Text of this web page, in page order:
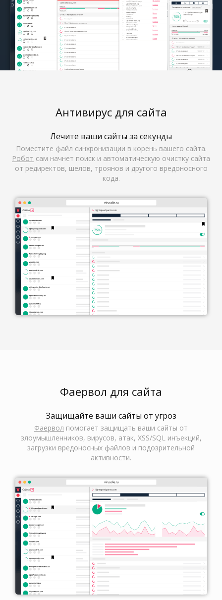
Антивирус для сайта
Лечите ваши сайты за секунды
Поместите файл синхронизации в корень вашего сайта.
Робот сам начнет поиск и автоматическую очистку сайта
от редиректов, шелов, троянов и другого вредоносного
кода.
Фаервол для сайта
Защищайте ваши сайты от угроз
Фаервол помогает защищать ваши сайты от
злоумышленников, вирусов, атак, XSS/SQL инъекций,
загрузки вредоносных файлов и подозрительной
активности.